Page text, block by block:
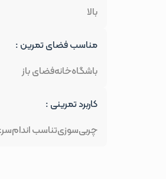
بالا
مناسب فضای تمرین :
باشگاهخانهفضای باز
کاربرد تمرینی :
چربی‌سوزیتناسب اندام